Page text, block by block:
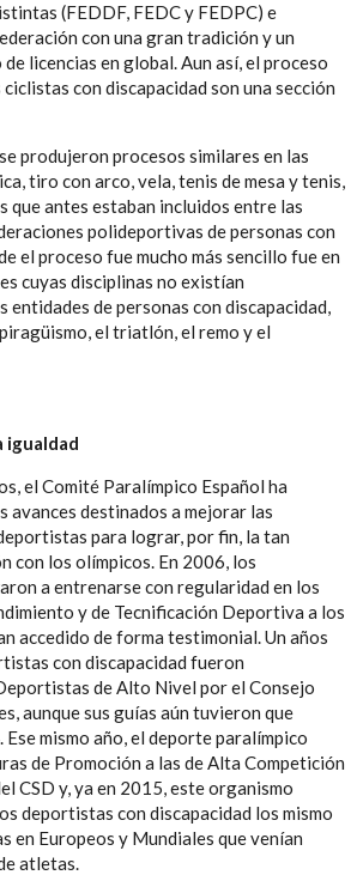
(FEDDF, FEDC y FEDPC) e
con una gran tradición y un
licencias en global. Aun así, el proceso
con discapacidad son una sección
produjeron procesos similares en las
tiro con arco, vela, tenis de mesa y tenis,
que antes estaban incluidos entre las
polideportivas de personas con
el proceso fue mucho más sencillo fue en
cuyas disciplinas no existían
entidades de personas con discapacidad,
el triatlón, el remo y el
igualdad
el Comité Paralímpico Español ha
avances destinados a mejorar las
para lograr, por fin, la tan
con los olímpicos. En 2006, los
a entrenarse con regularidad en los
y de Tecnificación Deportiva a los
accedido de forma testimonial. Un años
con discapacidad fueron
de Alto Nivel por el Consejo
aunque sus guías aún tuvieron que
mismo año, el deporte paralímpico
de Promoción a las de Alta Competición
CSD y, ya en 2015, este organismo
deportistas con discapacidad los mismo
en Europeos y Mundiales que venían
atletas.